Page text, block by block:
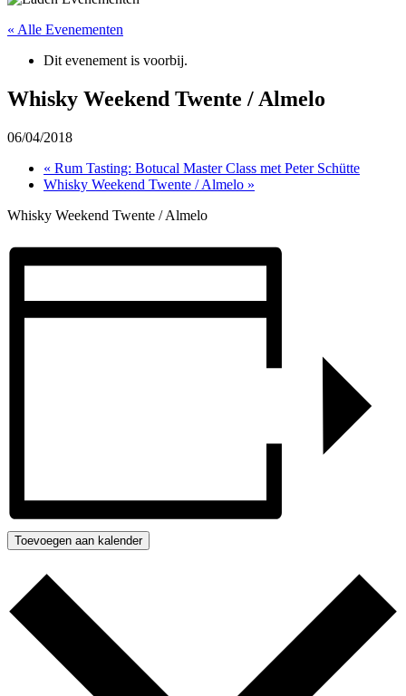
« Alle Evenementen
Dit evenement is voorbij.
Whisky Weekend Twente / Almelo
06/04/2018
« Rum Tasting: Botucal Master Class met Peter Schütte
Whisky Weekend Twente / Almelo »
Whisky Weekend Twente / Almelo
Toevoegen aan kalender